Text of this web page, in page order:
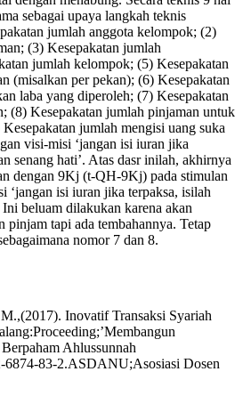
sebagai upaya langkah teknis
jumlah anggota kelompok; (2)
(3) Kesepakatan jumlah
jumlah kelompok; (5) Kesepakatan
(misalkan per pekan); (6) Kesepakatan
laba yang diperoleh; (7) Kesepakatan
(8) Kesepakatan jumlah pinjaman untuk
jumlah mengisi uang suka
visi-misi ‘jangan isi iuran jika
senang hati’. Atas dasr inilah, akhirnya
dengan 9Kj (t-QH-9Kj) pada stimulan
‘jangan isi iuran jika terpaksa, isilah
beluam dilakukan karena akan
pinjam tapi ada tembahannya. Tetap
nomor 7 dan 8.
Inovatif Transaksi Syariah
Ahlussunnah
6874-83-2.ASDANU;Asosiasi Dosen